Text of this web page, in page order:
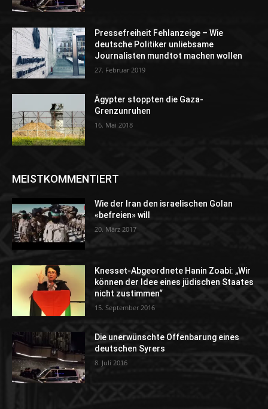
Pressefreiheit Fehlanzeige – Wie
deutsche Politiker unliebsame
Journalisten mundtot machen wollen
27. Februar 2019
Ägypter stoppten die Gaza-
Grenzunruhen
16. Mai 2018
MEISTKOMMENTIERT
Wie der Iran den israelischen Golan
«befreien» will
20. März 2017
Knesset-Abgeordnete Hanin Zoabi: „Wir
können der Idee eines jüdischen Staates
nicht zustimmen“
15. September 2016
Die unerwünschte Offenbarung eines
deutschen Syrers
8. Juli 2016